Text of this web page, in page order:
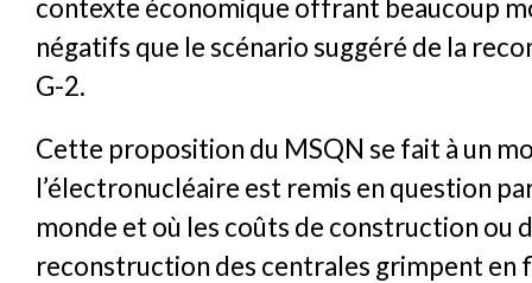
contexte économique offrant beaucoup
négatifs que le scénario suggéré de la
G-2.
Cette proposition du MSQN se fait à un
l’électronucléaire est remis en question
monde et où les coûts de construction ou
reconstruction des centrales grimpent en